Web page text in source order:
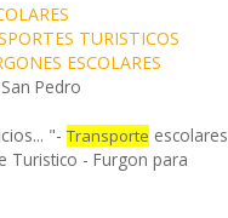
TURISTICOS
ESCOLARES
Pedro
"- Transporte escolares
Turistico - Furgon para